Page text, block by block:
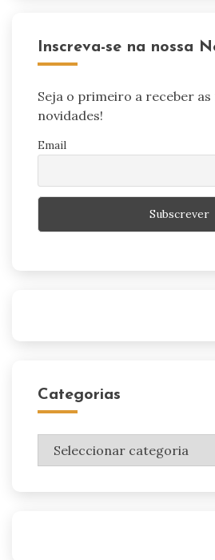
Inscreva-se na nossa
Seja o primeiro a receber as
novidades!
Email
Categorias
Categorias